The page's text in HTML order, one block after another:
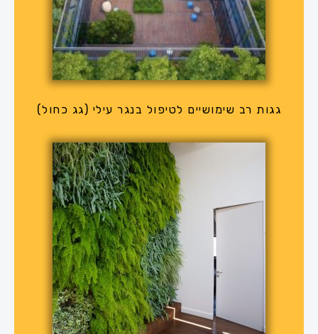
גגות רב שימושיים לטיפול בנגר עילי (גג כחול)